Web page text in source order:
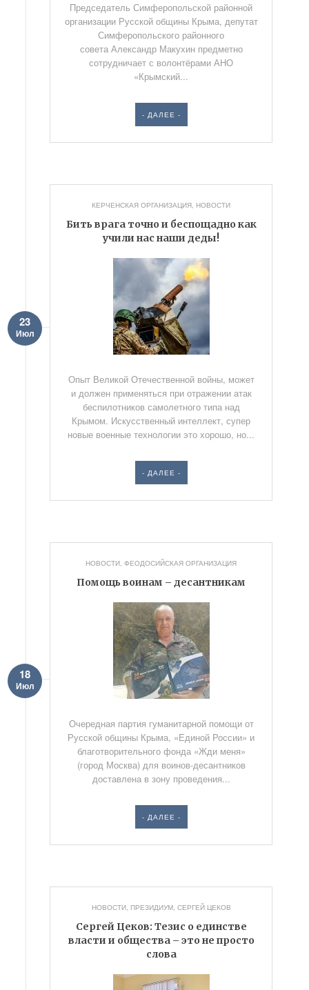
Председатель Симферопольской районной
организации Русской общины Крыма, депутат
Симферопольского районного
совета Александр Макухин предметно
сотрудничает с волонтёрами АНО
«Крымский...
- ДАЛЕЕ -
КЕРЧЕНСКАЯ ОРГАНИЗАЦИЯ, НОВОСТИ
Бить врага точно и беспощадно как
учили нас наши деды!
23
Июл
Опыт Великой Отечественной войны, может
и должен применяться при отражении атак
беспилотников самолетного типа над
Крымом. Искусственный интеллект, супер
новые военные технологии это хорошо, но...
- ДАЛЕЕ -
НОВОСТИ,ФЕОДОСИЙСКАЯ ОРГАНИЗАЦИЯ
Помощь воинам – десантникам
18
Июл
Очередная партия гуманитарной помощи от
Русской общины Крыма, «Единой России» и
благотворительного фонда «Жди меня»
(город Москва) для воинов-десантников
доставлена в зону проведения...
- ДАЛЕЕ -
НОВОСТИ, ПРЕЗИДИУМ, СЕРГЕЙ ЦЕКОВ
Сергей Цеков: Тезис о единстве
власти и общества – это не просто
слова